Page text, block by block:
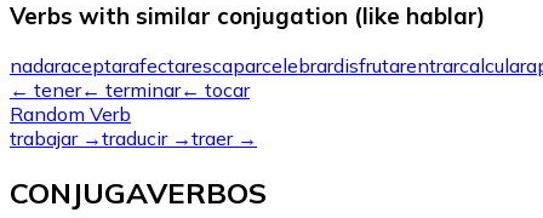
Verbs with similar conjugation (like hablar)
nadaraceptarafectarescaparcelebrardisfrutarentrarcalcular
← tener← terminar← tocar
Random Verb
trabajar→traducir→traer→
CONJUGAVERBOS